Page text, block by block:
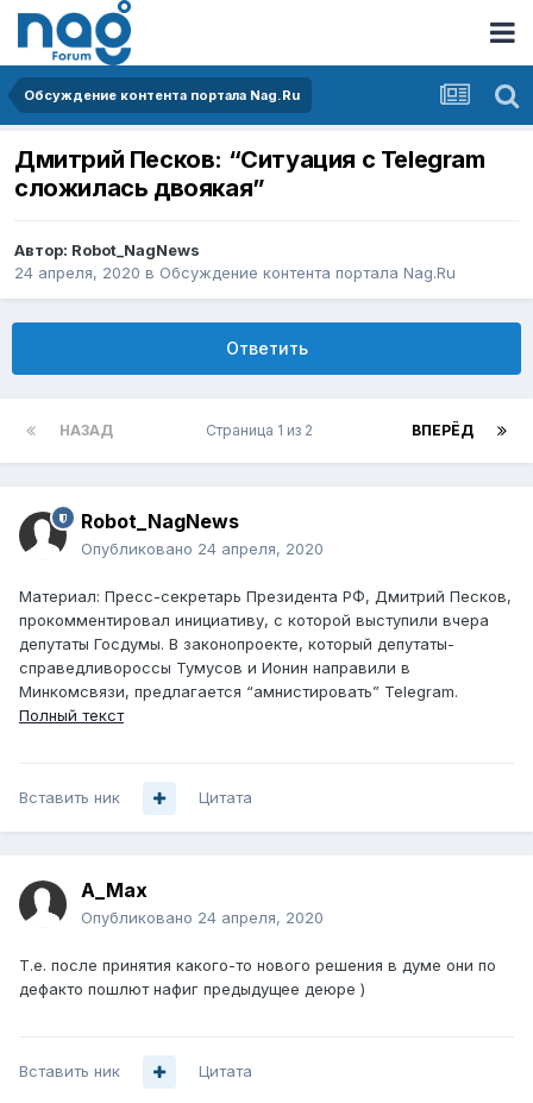
Обсуждение контента портала Nag.Ru
Дмитрий Песков: “Ситуация c Telegram
сложилась двоякая”
Автор: Robot_NagNews
24 апреля, 2020 в Обсуждение контента портала Nag.Ru
Ответить
НАЗАД ВПЕРЁД
Страница 1 из 2
Robot_NagNews
Опубликовано 24 апреля, 2020
Материал: Пресс-секретарь Президента РФ, Дмитрий Песков,
прокомментировал инициативу, с которой выступили вчера
депутаты Госдумы. В законопроекте, который депутаты-
справедливороссы Тумусов и Ионин направили в
Минкомсвязи, предлагается “амнистировать” Telegram.
Полный текст
Вставить ник Цитата
A_Max
Опубликовано 24 апреля, 2020
Т.е. после принятия какого-то нового решения в думе они по
дефакто пошлют нафиг предыдущее деюре )
Вставить ник Цитата